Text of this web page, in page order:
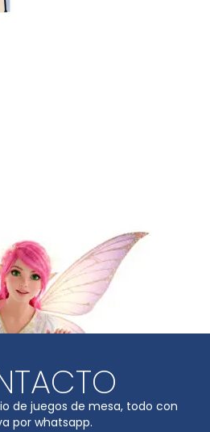
de juegos de mesa, todo con
por whatsapp.